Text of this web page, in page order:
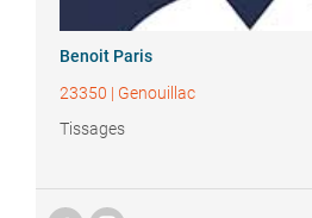
Benoit Paris
23350 | Genouillac
Tissages